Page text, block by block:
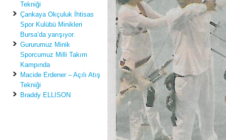
Tekniği
Çankaya Okçuluk İhtisas
Spor Kulübü Minikleri
Bursa’da yarışıyor.
Gururumuz Minik
Sporcumuz Milli Takım
Kampında
Macide Erdener – Açılı Atış
Tekniği
Braddy ELLISON